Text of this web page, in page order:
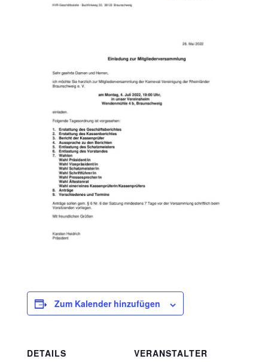
Zum Kalender hinzufügen
DETAILS
VERANSTALTER